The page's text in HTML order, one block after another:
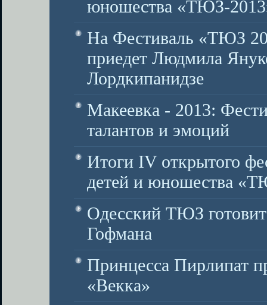
юношества «ТЮЗ-
На Фестиваль «ТЮЗ
приедет Людмила
Лордкипанидзе
Макеевка - 2013:
талантов и эмоций
Итоги IV открытого
детей и юношества
Одесский ТЮЗ готовит
Гофмана
Принцесса Пирлипат
«Векка»